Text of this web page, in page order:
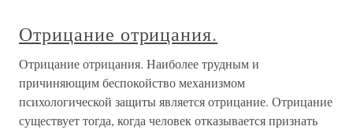
Отрицание отрицания.
Отрицание отрицания. Наиболее трудным и
причиняющим беспокойство механизмом
психологической защиты является отрицание. Отрицание
существует тогда, когда человек отказывается признать